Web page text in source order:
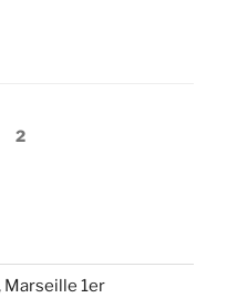
2
Marseille 1er